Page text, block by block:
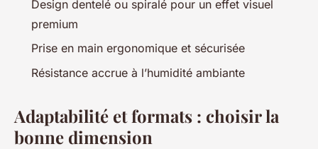
Design dentelé ou spiralé pour un effet visuel
premium
Prise en main ergonomique et sécurisée
Résistance accrue à l’humidité ambiante
Adaptabilité et formats : choisir la
bonne dimension